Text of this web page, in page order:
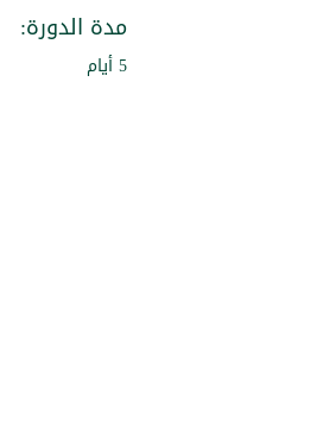
مدة الدورة:
5 أيام